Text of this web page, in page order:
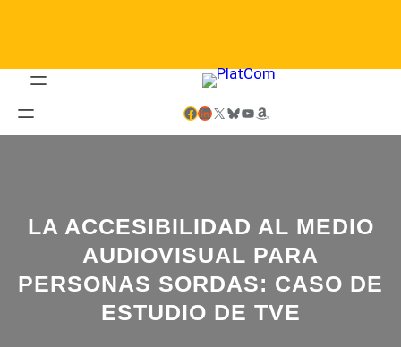
Facebook LinkedIn X Bluesky YouTube Amazon
LA ACCESIBILIDAD AL MEDIO
AUDIOVISUAL PARA
PERSONAS SORDAS: CASO DE
ESTUDIO DE TVE